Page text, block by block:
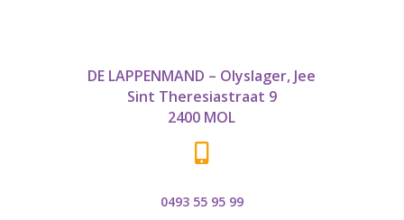
DE LAPPENMAND – Olyslager, Jee
Sint Theresiastraat 9
2400 MOL

0493 55 95 99